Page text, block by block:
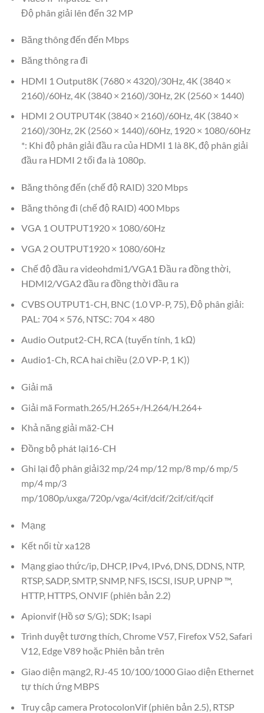
Độ phân giải lên đến 32 MP
Băng thông đến đến Mbps
Băng thông ra đi
HDMI 1 Output8K (7680 × 4320)/30Hz, 4K (3840 ×
2160)/60Hz, 4K (3840 × 2160)/30Hz, 2K (2560 × 1440)
HDMI 2 OUTPUT4K (3840 × 2160)/60Hz, 4K (3840 ×
2160)/30Hz, 2K (2560 × 1440)/60Hz, 1920 × 1080/60Hz
*: Khi độ phân giải đầu ra của HDMI 1 là 8K, độ phân giải
đầu ra HDMI 2 tối đa là 1080p.
Băng thông đến (chế độ RAID) 320 Mbps
Băng thông đi (chế độ RAID) 400 Mbps
VGA 1 OUTPUT1920 × 1080/60Hz
VGA 2 OUTPUT1920 × 1080/60Hz
Chế độ đầu ra videohdmi1/VGA1 Đầu ra đồng thời,
HDMI2/VGA2 đầu ra đồng thời đầu ra
CVBS OUTPUT1-CH, BNC (1.0 VP-P, 75), Độ phân giải:
PAL: 704 × 576, NTSC: 704 × 480
Audio Output2-CH, RCA (tuyến tính, 1 kΩ)
Audio1-Ch, RCA hai chiều (2.0 VP-P, 1 K))
Giải mã
Giải mã Formath.265/H.265+/H.264/H.264+
Khả năng giải mã2-CH
Đồng bộ phát lại16-CH
Ghi lại độ phân giải32 mp/24 mp/12 mp/8 mp/6 mp/5
mp/4 mp/3
mp/1080p/uxga/720p/vga/4cif/dcif/2cif/cif/qcif
Mạng
Kết nối từ xa128
Mạng giao thức/ip, DHCP, IPv4, IPv6, DNS, DDNS, NTP,
RTSP, SADP, SMTP, SNMP, NFS, ISCSI, ISUP, UPNP ™,
HTTP, HTTPS, ONVIF (phiên bản 2.2)
Apionvif (Hồ sơ S/G); SDK; Isapi
Trình duyệt tương thích, Chrome V57, Firefox V52, Safari
V12, Edge V89 hoặc Phiên bản trên
Giao diện mạng2, RJ-45 10/100/1000 Giao diện Ethernet
tự thích ứng MBPS
Truy cập camera ProtocolonVif (phiên bản 2.5), RTSP